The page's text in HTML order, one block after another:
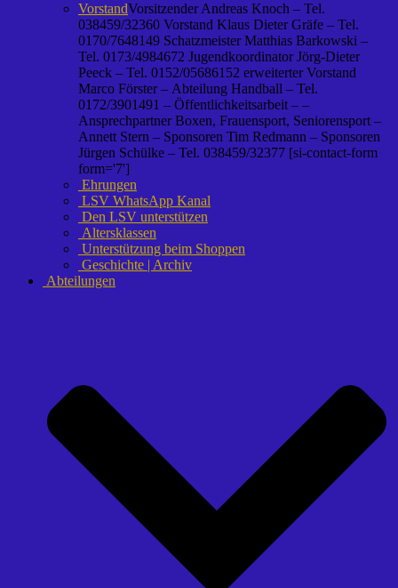
VorstandVorsitzender Andreas Knoch – Tel.
038459/32360 Vorstand Klaus Dieter Gräfe – Tel.
0170/7648149 Schatzmeister Matthias Barkowski –
Tel. 0173/4984672 Jugendkoordinator Jörg-Dieter
Peeck – Tel. 0152/05686152 erweiterter Vorstand
Marco Förster – Abteilung Handball – Tel.
0172/3901491 – Öffentlichkeitsarbeit – –
Ansprechpartner Boxen, Frauensport, Seniorensport –
Annett Stern – Sponsoren Tim Redmann – Sponsoren
Jürgen Schülke – Tel. 038459/32377 [si-contact-form
form='7']
Ehrungen
LSV WhatsApp Kanal
Den LSV unterstützen
Altersklassen
Unterstützung beim Shoppen
Geschichte | Archiv
Abteilungen